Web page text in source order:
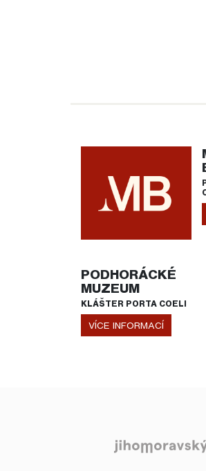
PODHORÁCKÉ
MUZEUM
KLÁŠTER PORTA COELI
VÍCE INFORMACÍ